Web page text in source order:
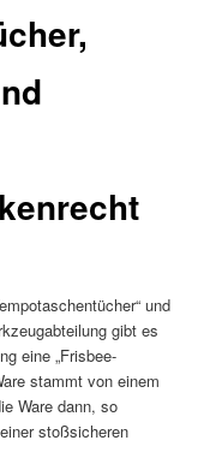
und
gibt es
eine „Frisbee-
stammt von einem
Ware dann, so
stoßsicheren